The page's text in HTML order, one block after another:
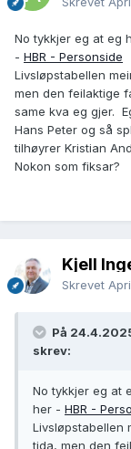
No tykkjer eg at eg
- HBR - Personside
Livsløpstabellen
men den feilaktige
same kva eg gjer.
Hans Peter og så
tilhøyrer Kristian
Nokon som fiksar?
Kjell
Skrevet
På
skrev:
No tykkjer eg at
her - HBR -
Livsløpstabellen
tida, men den